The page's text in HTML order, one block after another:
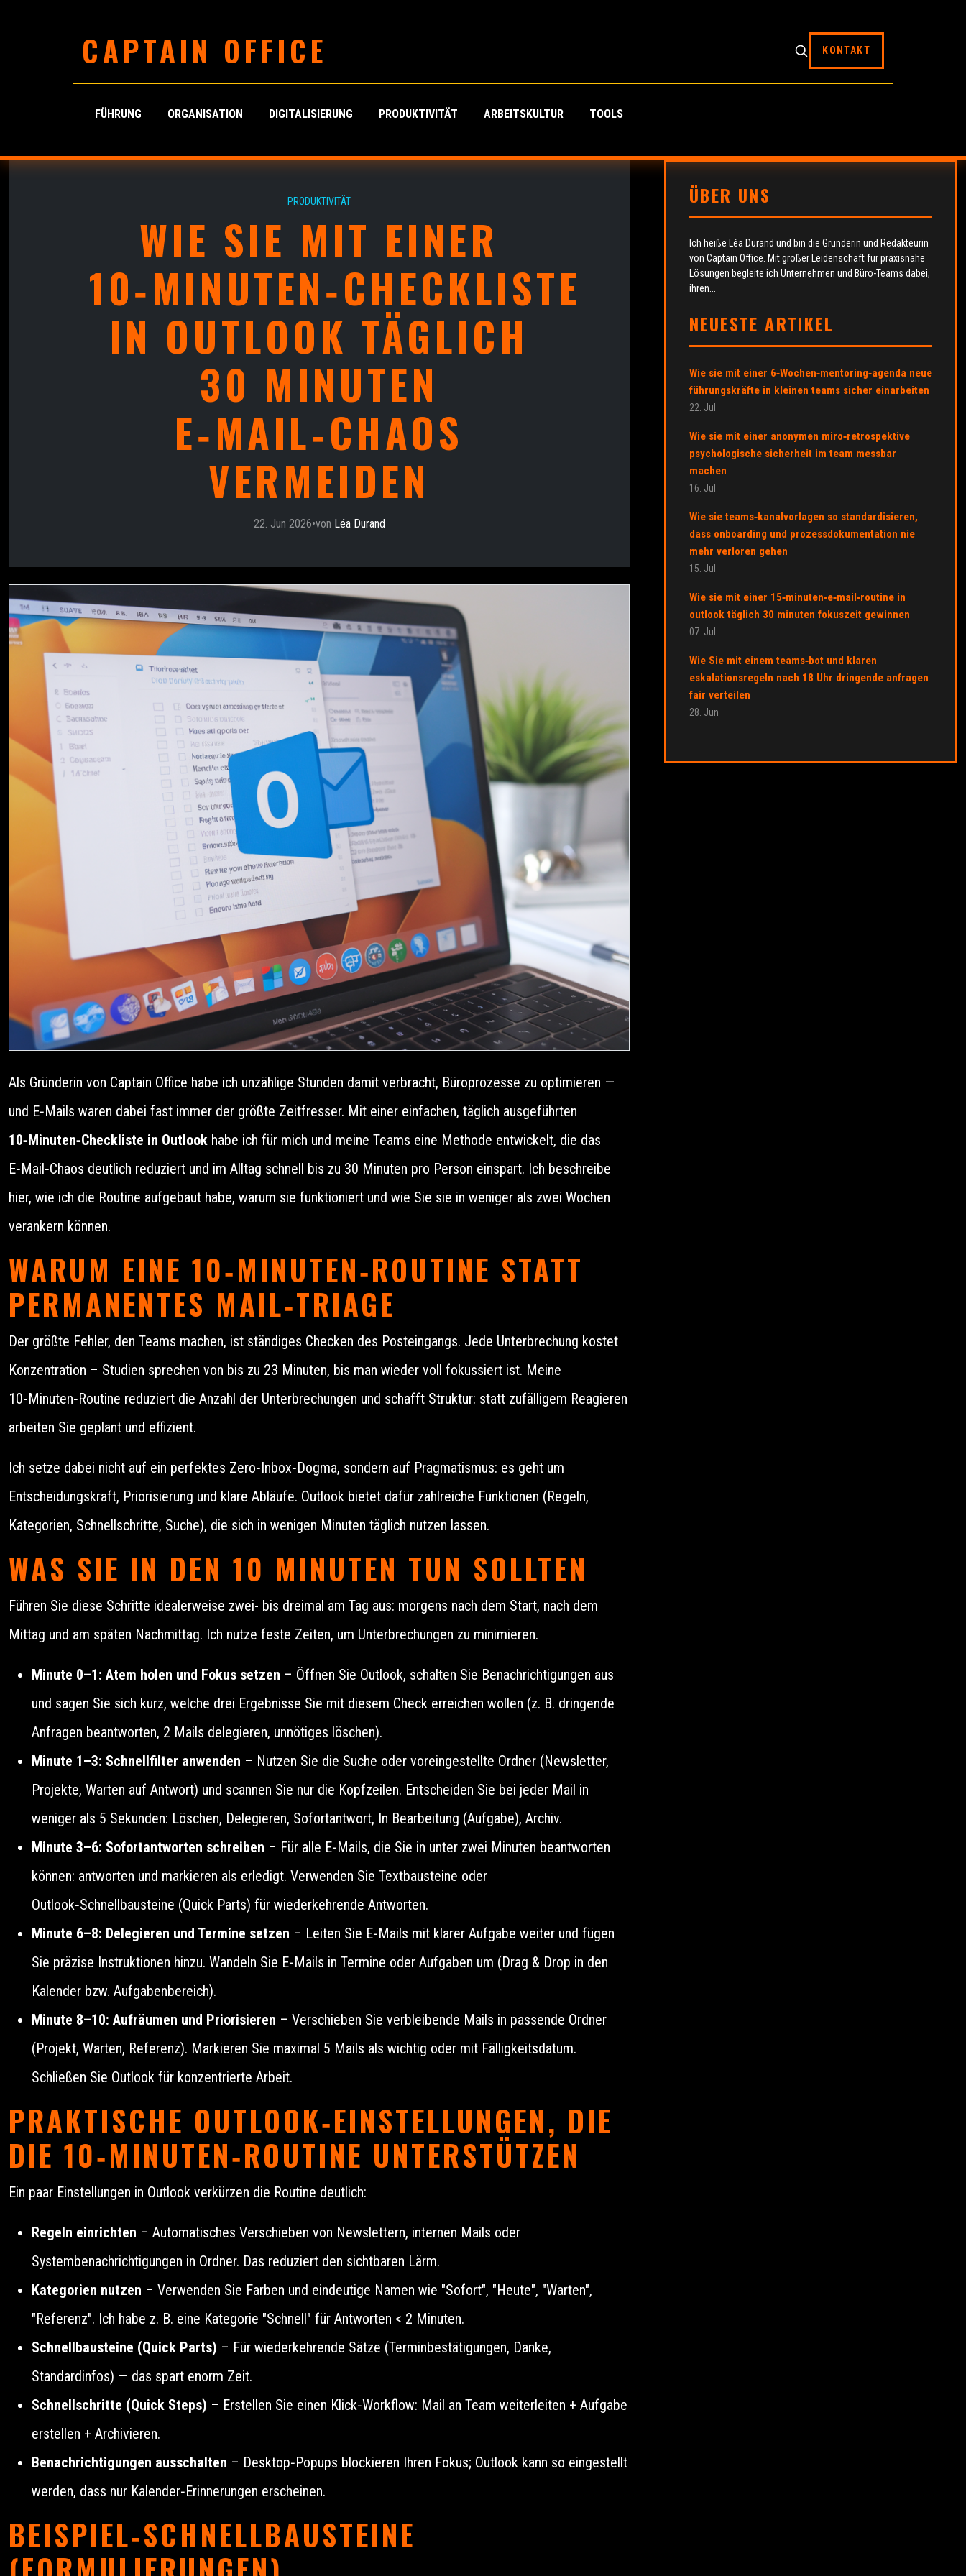
CAPTAIN OFFICE KONTAKT
FÜHRUNG ORGANISATION DIGITALISIERUNG PRODUKTIVITÄT ARBEITSKULTUR TOOLS
PRODUKTIVITÄT
WIE SIE MIT EINER
10‑MINUTEN‑CHECKLISTE
IN OUTLOOK TÄGLICH
30 MINUTEN
E‑MAIL‑CHAOS
VERMEIDEN
22. Jun 2026•von Léa Durand
Als Gründerin von Captain Office habe ich unzählige Stunden damit verbracht, Büroprozesse zu optimieren —
und E‑Mails waren dabei fast immer der größte Zeitfresser. Mit einer einfachen, täglich ausgeführten
10‑Minuten‑Checkliste in Outlook habe ich für mich und meine Teams eine Methode entwickelt, die das
E‑Mail‑Chaos deutlich reduziert und im Alltag schnell bis zu 30 Minuten pro Person einspart. Ich beschreibe
hier, wie ich die Routine aufgebaut habe, warum sie funktioniert und wie Sie sie in weniger als zwei Wochen
verankern können.
WARUM EINE 10‑MINUTEN‑ROUTINE STATT
PERMANENTES MAIL‑TRIAGE
Der größte Fehler, den Teams machen, ist ständiges Checken des Posteingangs. Jede Unterbrechung kostet
Konzentration – Studien sprechen von bis zu 23 Minuten, bis man wieder voll fokussiert ist. Meine
10‑Minuten‑Routine reduziert die Anzahl der Unterbrechungen und schafft Struktur: statt zufälligem Reagieren
arbeiten Sie geplant und effizient.
Ich setze dabei nicht auf ein perfektes Zero‑Inbox‑Dogma, sondern auf Pragmatismus: es geht um
Entscheidungskraft, Priorisierung und klare Abläufe. Outlook bietet dafür zahlreiche Funktionen (Regeln,
Kategorien, Schnellschritte, Suche), die sich in wenigen Minuten täglich nutzen lassen.
WAS SIE IN DEN 10 MINUTEN TUN SOLLTEN
Führen Sie diese Schritte idealerweise zwei- bis dreimal am Tag aus: morgens nach dem Start, nach dem
Mittag und am späten Nachmittag. Ich nutze feste Zeiten, um Unterbrechungen zu minimieren.
Minute 0–1: Atem holen und Fokus setzen – Öffnen Sie Outlook, schalten Sie Benachrichtigungen aus
und sagen Sie sich kurz, welche drei Ergebnisse Sie mit diesem Check erreichen wollen (z. B. dringende
Anfragen beantworten, 2 Mails delegieren, unnötiges löschen).
Minute 1–3: Schnellfilter anwenden – Nutzen Sie die Suche oder voreingestellte Ordner (Newsletter,
Projekte, Warten auf Antwort) und scannen Sie nur die Kopfzeilen. Entscheiden Sie bei jeder Mail in
weniger als 5 Sekunden: Löschen, Delegieren, Sofortantwort, In Bearbeitung (Aufgabe), Archiv.
Minute 3–6: Sofortantworten schreiben – Für alle E‑Mails, die Sie in unter zwei Minuten beantworten
können: antworten und markieren als erledigt. Verwenden Sie Textbausteine oder
Outlook‑Schnellbausteine (Quick Parts) für wiederkehrende Antworten.
Minute 6–8: Delegieren und Termine setzen – Leiten Sie E‑Mails mit klarer Aufgabe weiter und fügen
Sie präzise Instruktionen hinzu. Wandeln Sie E‑Mails in Termine oder Aufgaben um (Drag & Drop in den
Kalender bzw. Aufgabenbereich).
Minute 8–10: Aufräumen und Priorisieren – Verschieben Sie verbleibende Mails in passende Ordner
(Projekt, Warten, Referenz). Markieren Sie maximal 5 Mails als wichtig oder mit Fälligkeitsdatum.
Schließen Sie Outlook für konzentrierte Arbeit.
PRAKTISCHE OUTLOOK‑EINSTELLUNGEN, DIE
DIE 10‑MINUTEN‑ROUTINE UNTERSTÜTZEN
Ein paar Einstellungen in Outlook verkürzen die Routine deutlich:
Regeln einrichten – Automatisches Verschieben von Newslettern, internen Mails oder
Systembenachrichtigungen in Ordner. Das reduziert den sichtbaren Lärm.
Kategorien nutzen – Verwenden Sie Farben und eindeutige Namen wie "Sofort", "Heute", "Warten",
"Referenz". Ich habe z. B. eine Kategorie "Schnell" für Antworten < 2 Minuten.
Schnellbausteine (Quick Parts) – Für wiederkehrende Sätze (Terminbestätigungen, Danke,
Standardinfos) — das spart enorm Zeit.
Schnellschritte (Quick Steps) – Erstellen Sie einen Klick‑Workflow: Mail an Team weiterleiten + Aufgabe
erstellen + Archivieren.
Benachrichtigungen ausschalten – Desktop‑Popups blockieren Ihren Fokus; Outlook kann so eingestellt
werden, dass nur Kalender‑Erinnerungen erscheinen.
BEISPIEL‑SCHNELLBAUSTEINE
ÜBER UNS
Ich heiße Léa Durand und bin die Gründerin und Redakteurin
von Captain Office. Mit großer Leidenschaft für praxisnahe
Lösungen begleite ich Unternehmen und Büro-Teams dabei,
ihren...
NEUESTE ARTIKEL
Wie sie mit einer 6‑Wochen‑mentoring‑agenda neue
führungskräfte in kleinen teams sicher einarbeiten
22. Jul
Wie sie mit einer anonymen miro‑retrospektive
psychologische sicherheit im team messbar
machen
16. Jul
Wie sie teams‑kanalvorlagen so standardisieren,
dass onboarding und prozessdokumentation nie
mehr verloren gehen
15. Jul
Wie sie mit einer 15‑minuten‑e‑mail‑routine in
outlook täglich 30 minuten fokuszeit gewinnen
07. Jul
Wie Sie mit einem teams‑bot und klaren
eskalationsregeln nach 18 Uhr dringende anfragen
fair verteilen
28. Jun